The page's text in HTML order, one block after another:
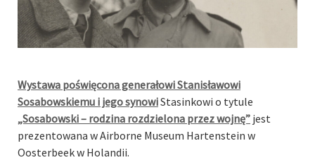
Wystawa poświęcona generałowi Stanisławowi
Sosabowskiemu i jego synowiStasinkowi o tytule
„Sosabowski – rodzina rozdzielona przez wojnę” jest
prezentowana w Airborne Museum Hartenstein w
Oosterbeek w Holandii.